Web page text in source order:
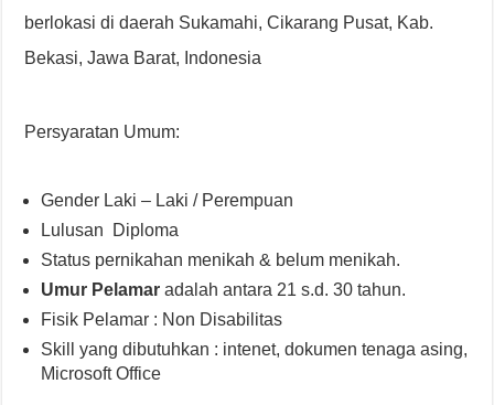
berlokasi di daerah Sukamahi, Cikarang Pusat, Kab.
Bekasi, Jawa Barat, Indonesia
Persyaratan Umum:
Gender Laki – Laki / Perempuan
Lulusan Diploma
Status pernikahan menikah & belum menikah.
Umur Pelamaradalah antara 21 s.d. 30 tahun.
Fisik Pelamar : Non Disabilitas
Skill yang dibutuhkan : intenet, dokumen tenaga asing,
Microsoft Office